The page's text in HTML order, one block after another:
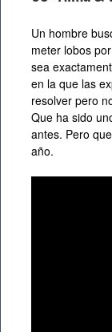
Un hombre
meter lobos
sea
en la que las
resolver pero
Que ha sido
antes. Pero
año.